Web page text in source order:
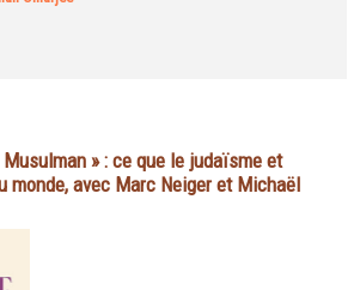
» : ce que le judaïsme et
monde, avec Marc Neiger et Michaël